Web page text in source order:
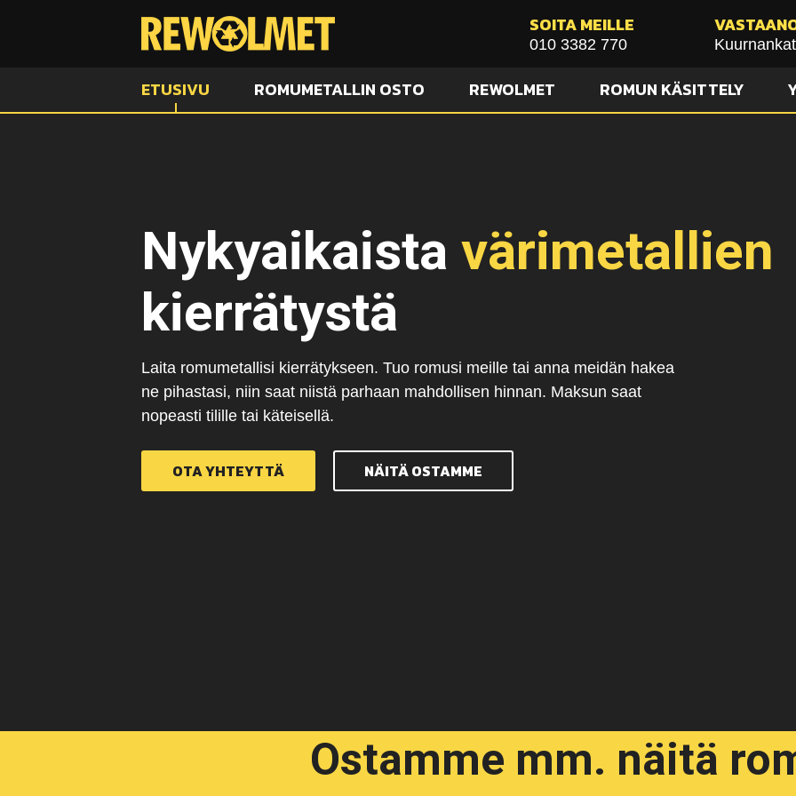
SOITA MEILLE
010 3382 770
ETUSIVU ROMUMETALLIN OSTO REWOLMET ROMUN KÄSITTELY
Nykyaikaistavärimetallien
kierrätystä
Laita romumetallisi kierrätykseen. Tuo romusi meille tai anna meidän hakea
ne pihastasi, niin saat niistä parhaan mahdollisen hinnan. Maksun saat
nopeasti tilille tai käteisellä.
OTA YHTEYTTÄ NÄITÄ OSTAMME
Ostamme mm. näitä